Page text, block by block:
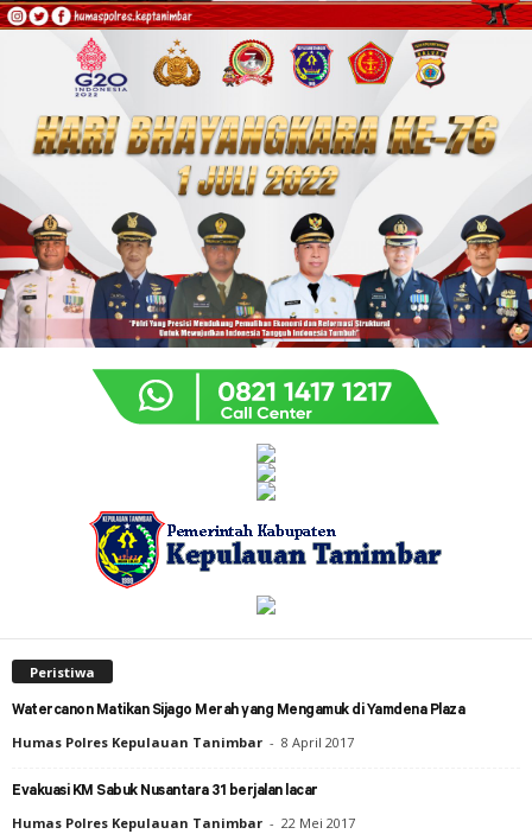
Peristiwa
Watercanon Matikan Sijago Merah yang Mengamuk di Yamdena Plaza
Humas Polres Kepulauan Tanimbar - 8 April 2017
Evakuasi KM Sabuk Nusantara 31 berjalan lacar
Humas Polres Kepulauan Tanimbar - 22 Mei 2017